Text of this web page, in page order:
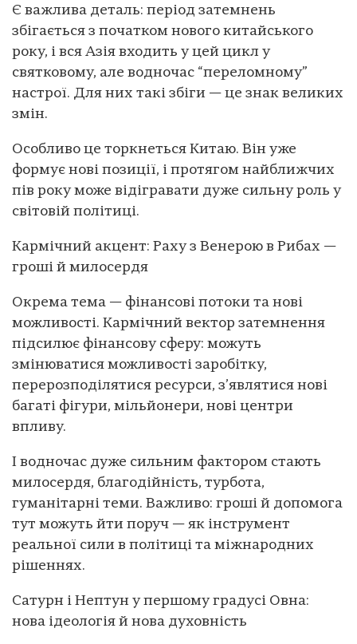
Є важлива деталь: період затемнень
збігається з початком нового китайського
року, і вся Азія входить у цей цикл у
святковому, але водночас “переломному”
настрої. Для них такі збіги — це знак великих
змін.
Особливо це торкнеться Китаю. Він уже
формує нові позиції, і протягом найближчих
пів року може відігравати дуже сильну роль у
світовій політиці.
Кармічний акцент: Раху з Венерою в Рибах —
гроші й милосердя
Окрема тема — фінансові потоки та нові
можливості. Кармічний вектор затемнення
підсилює фінансову сферу: можуть
змінюватися можливості заробітку,
перерозподілятися ресурси, з’являтися нові
багаті фігури, мільйонери, нові центри
впливу.
І водночас дуже сильним фактором стають
милосердя, благодійність, турбота,
гуманітарні теми. Важливо: гроші й допомога
тут можуть йти поруч — як інструмент
реальної сили в політиці та міжнародних
рішеннях.
Сатурн і Нептун у першому градусі Овна:
нова ідеологія й нова духовність